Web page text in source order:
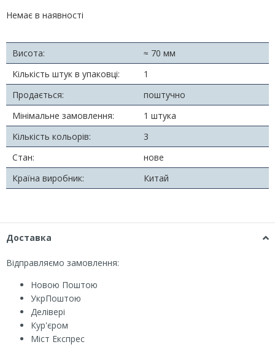
Немає в наявності
Висота:
≈ 70 мм
Кількість штук в упаковці:
1
Продається:
поштучно
Мінімальне замовлення:
1 штука
Кількість кольорів:
3
Стан:
нове
Країна виробник:
Китай
Доставка
Відправляємо замовлення:
Новою Поштою
УкрПоштою
Делівері
Кур'єром
Міст Експрес